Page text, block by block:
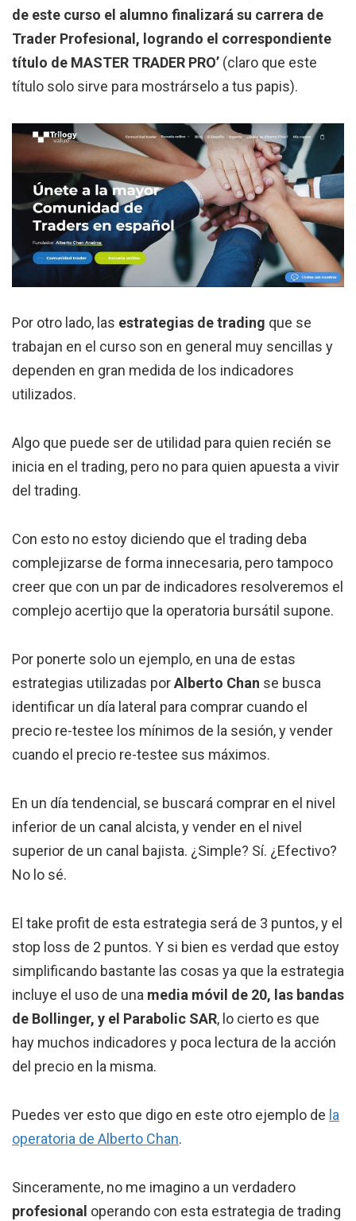
de este curso el alumno finalizará su carrera de
Trader Profesional, logrando el correspondiente
título de MASTER TRADER PRO’ (claro que este
título solo sirve para mostrárselo a tus papis).
Por otro lado, las estrategias de trading que se
trabajan en el curso son en general muy sencillas y
dependen en gran medida de los indicadores
utilizados.
Algo que puede ser de utilidad para quien recién se
inicia en el trading, pero no para quien apuesta a vivir
del trading.
Con esto no estoy diciendo que el trading deba
complejizarse de forma innecesaria, pero tampoco
creer que con un par de indicadores resolveremos el
complejo acertijo que la operatoria bursátil supone.
Por ponerte solo un ejemplo, en una de estas
estrategias utilizadas porAlberto Chan se busca
identificar un día lateral para comprar cuando el
precio re-testee los mínimos de la sesión, y vender
cuando el precio re-testee sus máximos.
En un día tendencial, se buscará comprar en el nivel
inferior de un canal alcista, y vender en el nivel
superior de un canal bajista. ¿Simple? Sí. ¿Efectivo?
No lo sé.
El take profit de esta estrategia será de 3 puntos, y el
stop loss de 2 puntos. Y si bien es verdad que estoy
simplificando bastante las cosas ya que la estrategia
incluye el uso de una media móvil de 20, las bandas
de Bollinger, y el Parabolic SAR, lo cierto es que
hay muchos indicadores y poca lectura de la acción
del precio en la misma.
Puedes ver esto que digo en este otro ejemplo de la
operatoria de Alberto Chan.
Sinceramente, no me imagino a un verdadero
profesional operando con esta estrategia de trading